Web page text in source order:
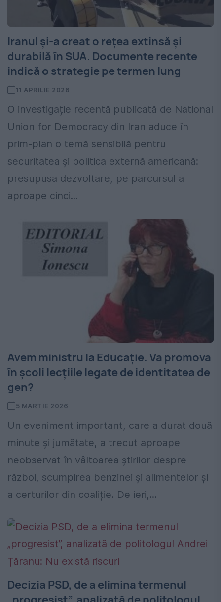
Iranul și-a creat o rețea extinsă și
durabilă în SUA. Documente recente
indică o strategie pe termen lung
11 APRILIE 2026
O investigație recentă publicată de National
Union for Democracy din Iran aduce în
prim-plan o temă sensibilă pentru
securitatea și politica externă americană:
presupusa dezvoltare, pe parcursul a
aproape cinci...
Avem ministru la Educație. Va promova
în școli lecțiile legate de identitatea de
gen?
5 MARTIE 2026
Un eveniment important, care a durat două
minute și jumătate, a trecut aproape
neobservat în vâltoarea știrilor despre
război, scumpirea benzinei și alimentelor și
a certurilor din coaliție. De ieri,...
Decizia PSD, de a elimina termenul